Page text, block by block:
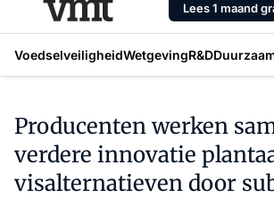
Lees 1 maand
VoedselveiligheidWetgevingR&D
Producenten werken
verdere innovatie
visalternatieven door